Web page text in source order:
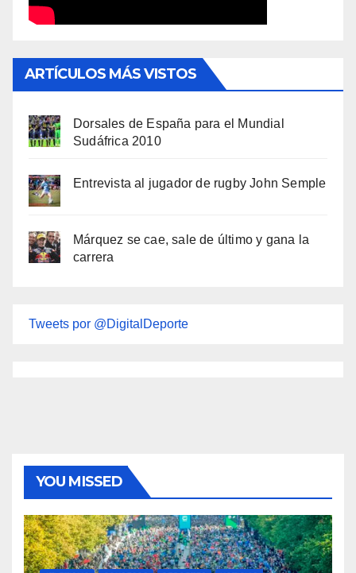
ARTÍCULOS MÁS VISTOS
Dorsales de España para el Mundial
Sudáfrica 2010
Entrevista al jugador de rugby John Semple
Márquez se cae, sale de último y gana la
carrera
Tweets por @DigitalDeporte
YOU MISSED